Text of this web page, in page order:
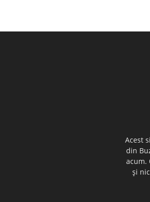
Acest
din
acum.
şi